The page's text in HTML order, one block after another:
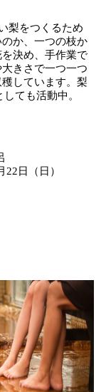
梨をつくるため
か、一つの枝か
決め、手作業で
きさで一つ一つ
しています。梨
ても活動中。
日（日）